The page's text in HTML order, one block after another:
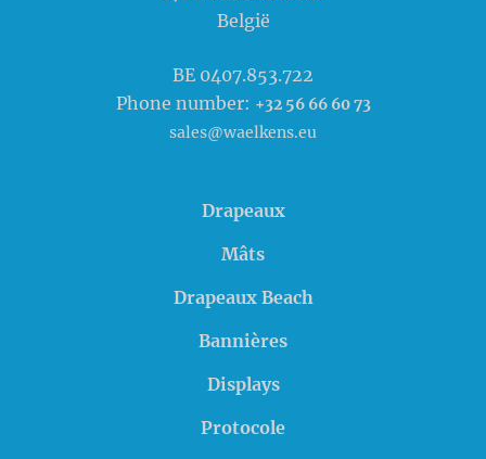
België
BE 0407.853.722
Phone number: +32 56 66 60 73
sales@waelkens.eu
Drapeaux
Mâts
Drapeaux Beach
Bannières
Displays
Protocole